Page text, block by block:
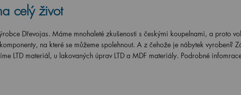
celý život
Dřevojas. Máme mnohaleté zkušenosti s českými koupelnami, a proto
na které se můžeme spolehnout. A z čehože je nábytek vyroben?
LTD materiál, u lakovaných úprav LTD a MDF materiály. Podrobné